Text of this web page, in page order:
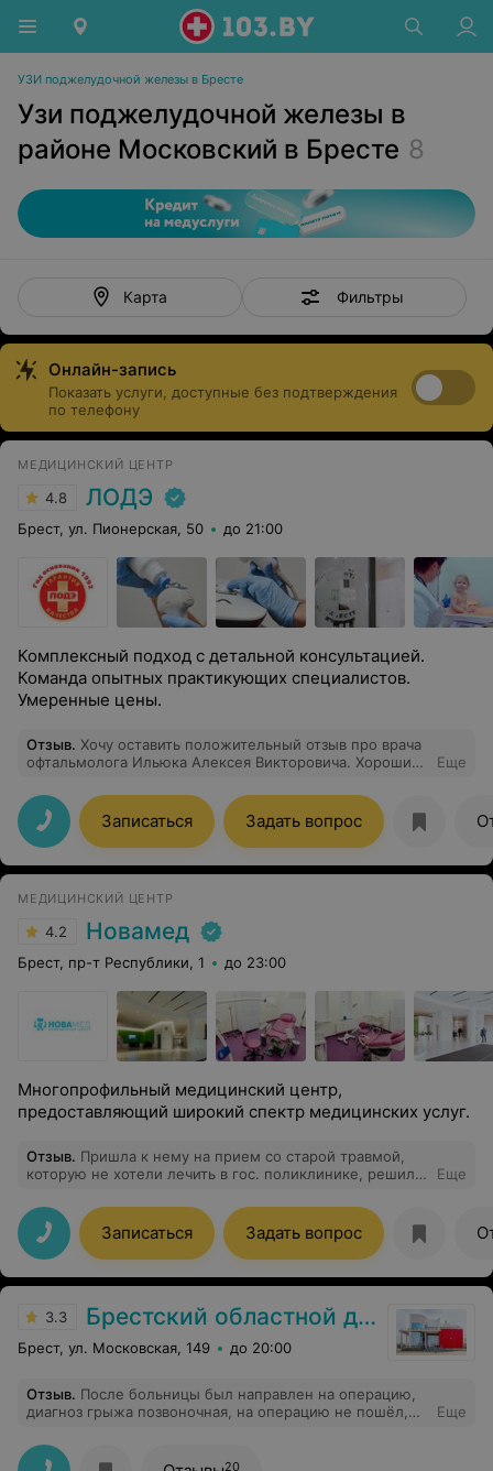
УЗИ поджелудочной железы в Бресте
Узи поджелудочной железы в
районе Московский в Бресте 8
Карта Фильтры
Онлайн-запись
Показать услуги, доступные без подтверждения
по телефону
МЕДИЦИНСКИЙ ЦЕНТР
4.8 ЛОДЭ
Брест, ул. Пионерская, 50 до 21:00
Комплексный подход с детальной консультацией.
Команда опытных практикующих специалистов.
Умеренные цены.
Отзыв. Хочу оставить положительный отзыв про врача
офтальмолога Ильюка Алексея Викторовича. Хороший
внимательный, дети с удовольствием пришли на
повторный прием. Очень рады что есть такие
профессионалые врачи.
Еще
Записаться Задать вопрос
МЕДИЦИНСКИЙ ЦЕНТР
4.2 Новамед
Брест, пр-т Республики, 1 до 23:00
Многопрофильный медицинский центр,
предоставляющий широкий спектр медицинских услуг.
Отзыв. Пришла к нему на прием со старой травмой,
которую не хотели лечить в гос. поликлинике, решила
рекомендации мамы, так как он ее тоже лечил. Очень
внимательно выслушал, провел осмотр и смог
наконец-то поставить диагноз и построить план
лечения.Под конец приема даже смог повысить
немного мне настроение обещав, что с мной все будет
Еще
Записаться Задать вопрос
3.3 Брестский областной диспансер спортивной медицины
Брест, ул. Московская, 149 до 20:00
Отзыв. После больницы был направлен на операцию,
диагноз грыжа позвоночная, на операцию не пошёл,
первый сеанс привезли на костылях, через три дня
костыли оставил дома костыли с трудом, но дальше
Еще
20